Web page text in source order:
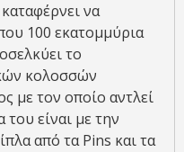
να
100 εκατομμύρια
το
κολοσσών
με τον οποίο αντλεί
είναι με την
από τα Pins και τα